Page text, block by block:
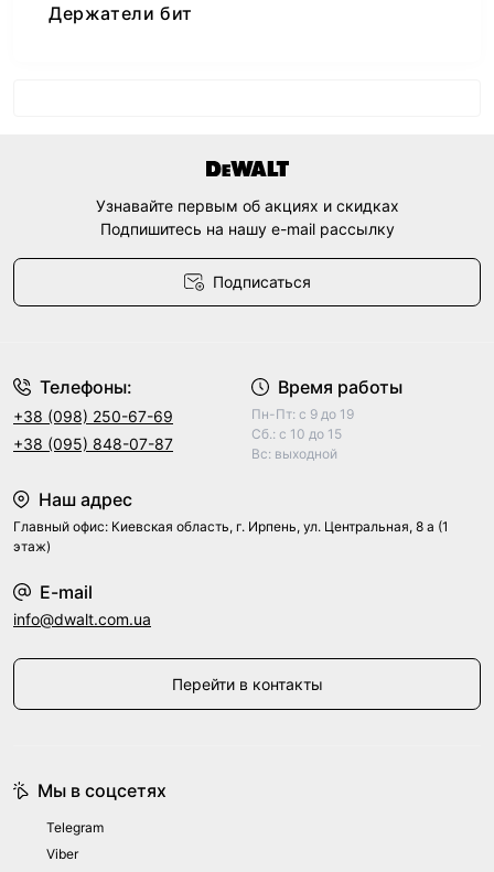
Держатели бит
Узнавайте первым об акциях и скидках
Подпишитесь на нашу e-mail рассылку
Подписаться
Телефоны:
+38 (098) 250-67-69
+38 (095) 848-07-87
Время работы
Пн-Пт: с 9 до 19
Сб.: с 10 до 15
Вс: выходной
Наш адрес
Главный офис: Киевская область, г. Ирпень, ул. Центральная, 8 а (1
этаж)
E-mail
info@dwalt.com.ua
Перейти в контакты
Мы в соцсетях
Telegram
Viber